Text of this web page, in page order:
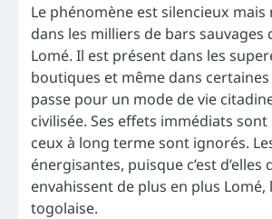
Le phénomène est silencieux mais
dans les milliers de bars sauvages
Lomé. Il est présent dans les
boutiques et même dans
passe pour un mode de vie
civilisée. Ses effets immédiats
ceux à long terme sont ignorés.
énergisantes, puisque c’est d’elles
envahissent de plus en plus Lomé,
togolaise.